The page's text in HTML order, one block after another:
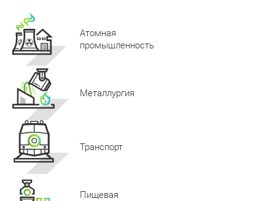
Атомная
промышленность
Металлургия
Транспорт
Пищевая